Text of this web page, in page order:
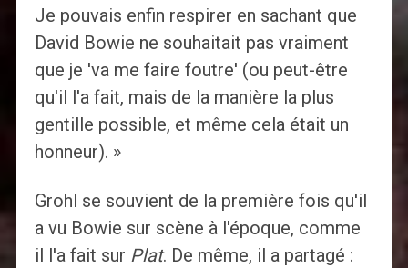
Je pouvais enfin respirer en sachant que
David Bowie ne souhaitait pas vraiment
que je 'va me faire foutre' (ou peut-être
qu'il l'a fait, mais de la manière la plus
gentille possible, et même cela était un
honneur). »
Grohl se souvient de la première fois qu'il
a vu Bowie sur scène à l'époque, comme
il l'a fait sur Plat. De même, il a partagé :